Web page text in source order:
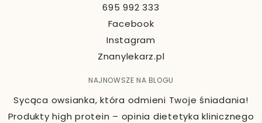
695 992 333
Facebook
Instagram
Znanylekarz.pl
NAJNOWSZE NA BLOGU
Sycąca owsianka, która odmieni Twoje śniadania!
Produkty high protein – opinia dietetyka klinicznego